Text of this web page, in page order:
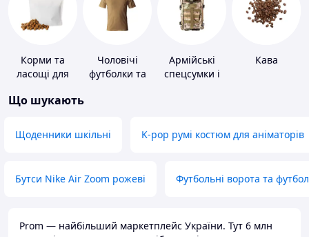
Корми та
ласощі для
тварин і
Чоловічі
футболки та
Армійські
спецсумки і
Кава
Що шукають
Щоденники шкільні K-pop румі костюм для аніматорів
Бутси Nike Air Zoom рожеві Футбольні ворота та
Prom — найбільший маркетплейс України. Тут 6 млн